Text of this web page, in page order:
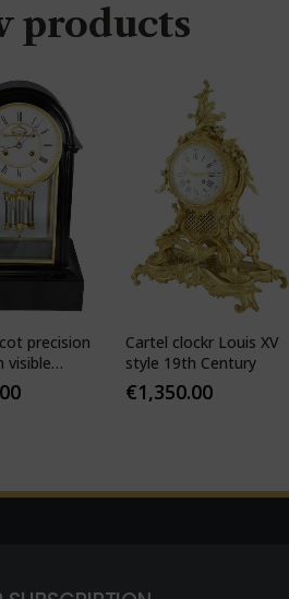
products
precision
visible
Cartel clockr Louis XV
style 19th Century
€1,350.00